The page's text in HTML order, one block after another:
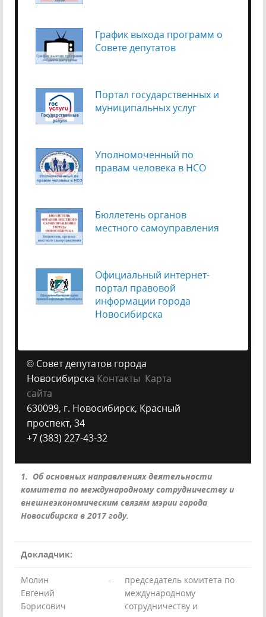
График выхода программ о
Cовете депутатов
Портал государственных и
муниципальных услуг
Уполномоченный по
правам человека в НСО
Бюллетень органов
местного самоуправления
Официальный интернет-
портал правовой
информации города
Новосибирска
© Совет депутатов города
Новосибирска Контакты Карта
сайта
630099, г. Новосибирск, Красный
проспект, 34
+7 (383) 227-43-32
1. Об основных направлениях деятельности
комитета по международному сотрудничеству и
внешнеэкономическим связям мэрии города
Новосибирска в 2017 году.
Докладчик:
Молин
Евгений
Борисович
-
председатель комитета по
международному
сотрудничеству и